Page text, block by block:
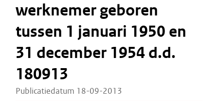
werknemer geboren
tussen 1 januari 1950 en
31 december 1954 d.d.
180913
Publicatiedatum 18-09-2013